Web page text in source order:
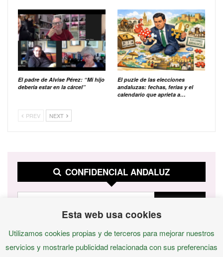
El padre de Alvise Pérez: “Mi hijo
debería estar en la cárcel”
El puzle de las elecciones
andaluzas: fechas, ferias y el
calendario que aprieta a…
PREV NEXT
CONFIDENCIAL ANDALUZ
Esta web usa cookies
Utilizamos cookies propias y de terceros para mejorar nuestros
servicios y mostrarle publicidad relacionada con sus preferencias